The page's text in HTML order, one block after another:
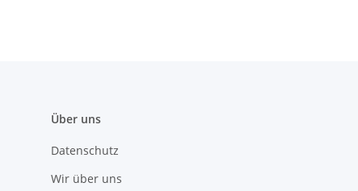
Über uns
Datenschutz
Wir über uns